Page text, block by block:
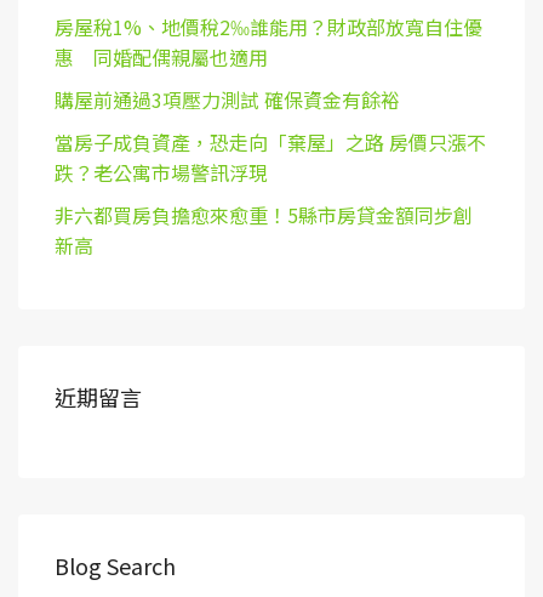
房屋稅1%、地價稅2‰誰能用？財政部放寬自住優
惠 同婚配偶親屬也適用
購屋前通過3項壓力測試 確保資金有餘裕
當房子成負資產，恐走向「棄屋」之路 房價只漲不
跌？老公寓市場警訊浮現
非六都買房負擔愈來愈重！5縣市房貸金額同步創
新高
近期留言
Blog Search